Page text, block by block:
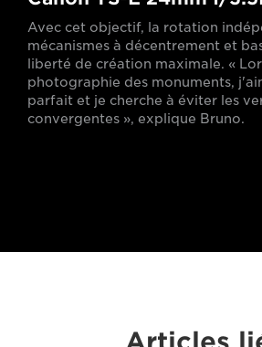
Avec cet objectif, la rotation
mécanismes à décentrement et
liberté de création maximale. «
photographie des monuments,
parfait et je cherche à éviter les
convergentes », explique Bruno.